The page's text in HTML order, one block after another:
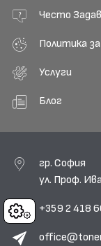
Cookies
Често
Политика
Услуги
Блог
гр. София
ул. Проф.
+359 2 418